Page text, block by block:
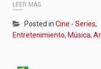
LEER MÁS
Posted in Cine - Series,
Entretenimiento, Música,